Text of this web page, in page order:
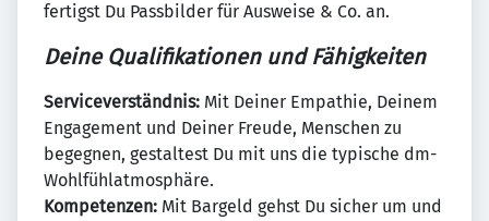
fertigst Du Passbilder für Ausweise & Co. an.
Deine Qualifikationen und Fähigkeiten
Serviceverständnis: Mit Deiner Empathie, Deinem
Engagement und Deiner Freude, Menschen zu
begegnen, gestaltest Du mit uns die typische dm-
Wohlfühlatmosphäre.
Kompetenzen: Mit Bargeld gehst Du sicher um und